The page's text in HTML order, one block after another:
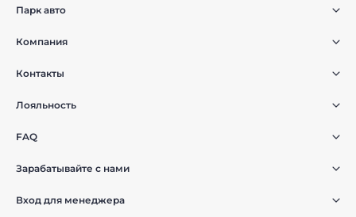
Парк авто
Компания
Контакты
Лояльность
FAQ
Зарабатывайте с нами
Вход для менеджера